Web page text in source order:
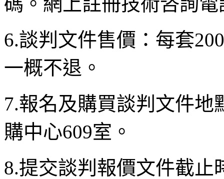
6.談判文件售價：每套
一概不退。
7.報名及購買談判文件
購中心609室。
8.提交談判報價文件截止